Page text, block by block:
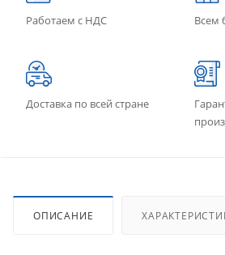
Работаем с НДС Всем
Доставка по всей стране
ОПИСАНИЕ